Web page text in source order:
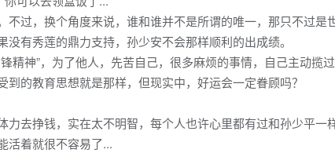
，换个角度来说，谁和谁并不是所谓的唯一，那只不过是
有秀莲的鼎力支持，孙少安不会那样顺利的出成绩。
精神”，为了他人，先苦自己，很多麻烦的事情，自己主动揽
的教育思想就是那样，但现实中，好运会一定眷顾吗？
去挣钱，实在太不明智，每个人也许心里都有过和孙少平一
活着就很不容易了...